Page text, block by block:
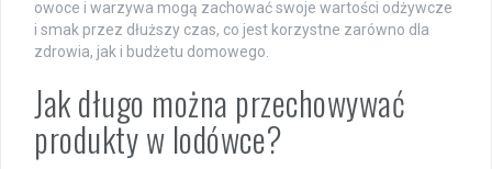
owoce i warzywa mogą zachować swoje wartości odżywcze
i smak przez dłuższy czas, co jest korzystne zarówno dla
zdrowia, jak i budżetu domowego.
Jak długo można przechowywać
produkty w lodówce?